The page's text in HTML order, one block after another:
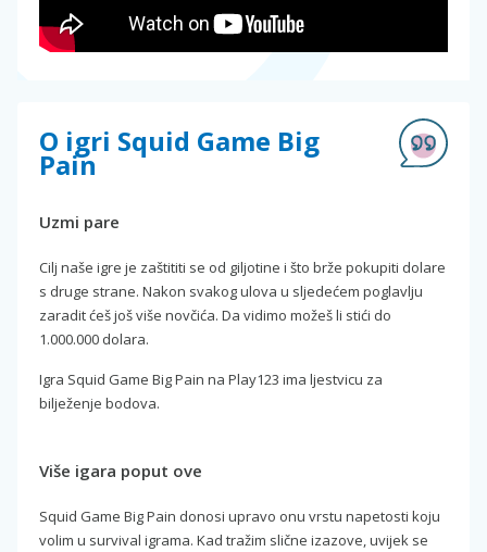
O igri Squid Game Big
Pain
Uzmi pare
Cilj naše igre je zaštititi se od giljotine i što brže pokupiti dolare
s druge strane. Nakon svakog ulova u sljedećem poglavlju
zaradit ćeš još više novčića. Da vidimo možeš li stići do
1.000.000 dolara.
Igra Squid Game Big Pain na Play123 ima ljestvicu za
bilježenje bodova.
Više igara poput ove
Squid Game Big Pain donosi upravo onu vrstu napetosti koju
volim u survival igrama. Kad tražim slične izazove, uvijek se